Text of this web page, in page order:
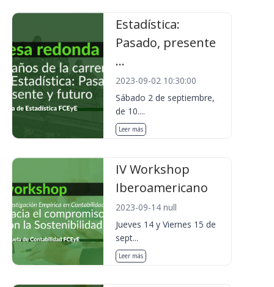
Estadística:
Pasado, presente
...
2023-09-02 10:30:00
Sábado 2 de septiembre,
de 10....
Leer más
IV Workshop
Iberoamericano
2023-09-14 null
Jueves 14 y Viernes 15 de
sept...
Leer más